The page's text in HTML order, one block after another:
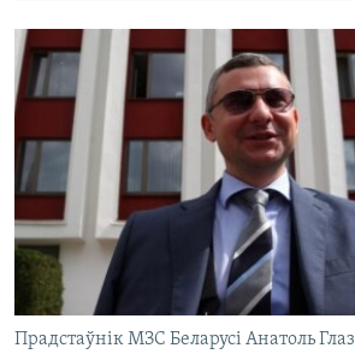
КАЛЯНДАР
НА ХВАЛЯХ СВАБОДЫ
Прадстаўнік МЗС Беларусі Анатоль Глаз